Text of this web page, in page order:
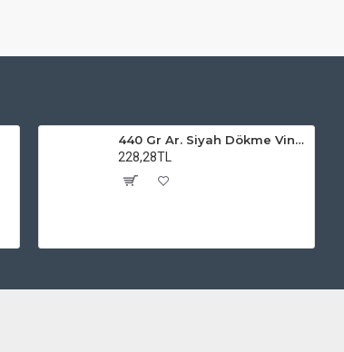
440 Gr Ar. Siyah Dökme Vinil Baskı
228,28TL